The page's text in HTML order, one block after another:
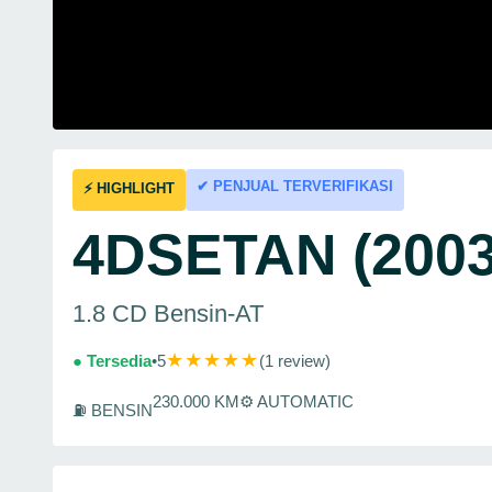
⚡ HIGHLIGHT ✔ PENJUAL TERVERIFIKASI
4DSETAN
1.8 CD Bensin-AT
● Tersedia•5★★★★★(1 review)
⛽ BENSIN230.000 KM⚙ AUTOMATIC